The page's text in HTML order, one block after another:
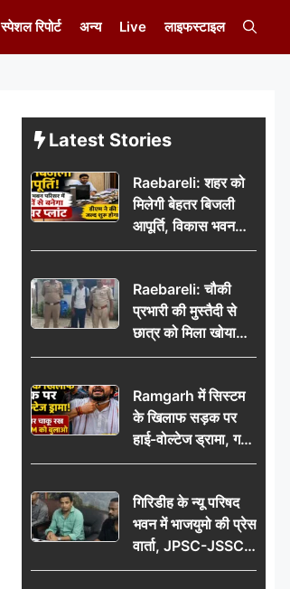
स्पेशल रिपोर्ट अन्य Live लाइफस्टाइल
Latest Stories
Raebareli: शहर को
मिलेगी बेहतर बिजली
आपूर्ति, विकास भवन
परिसर में करोड़ों से
Raebareli: चौकी
प्रभारी की मुस्तैदी से
छात्र को मिला खोया
बैग, जरूरी दस्तावेज
पुलिस टीम का जताया
आभार
Ramgarh में सिस्टम
के खिलाफ सड़क पर
हाई-वोल्टेज ड्रामा, गर्दन
पर चाकू रख बोला- CM
वायरल
गिरिडीह के न्यू परिषद
भवन में भाजयुमो की प्रेस
वार्ता, JPSC-JSSC
पेपर लीक के विरोध में